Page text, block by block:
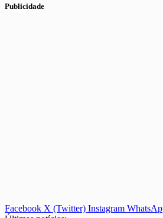
Publicidade
Facebook X (Twitter) Instagram